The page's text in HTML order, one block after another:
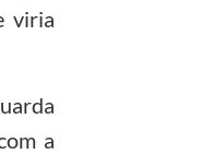
viria
a